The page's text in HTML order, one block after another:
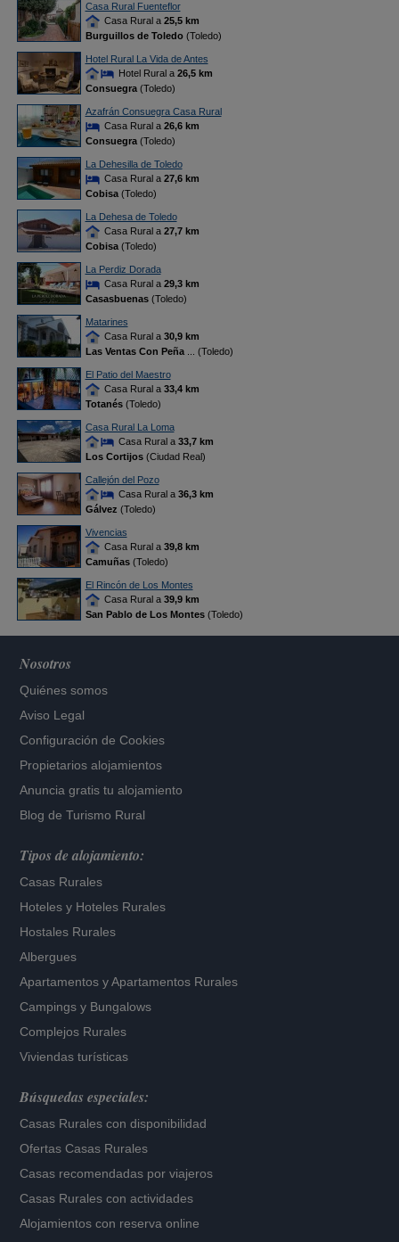
Casa Rural Fuenteflor
Casa Rural a 25,5 km
Burguillos de Toledo(Toledo)
Hotel Rural La Vida de Antes
Hotel Rural a 26,5 km
Consuegra(Toledo)
Azafrán Consuegra Casa Rural
Casa Rural a 26,6 km
Consuegra(Toledo)
La Dehesilla de Toledo
Casa Rural a 27,6 km
Cobisa(Toledo)
La Dehesa de Toledo
Casa Rural a 27,7 km
Cobisa(Toledo)
La Perdiz Dorada
Casa Rural a 29,3 km
Casasbuenas(Toledo)
Matarines
Casa Rural a 30,9 km
Las Ventas Con Peña
... (Toledo)
El Patio del Maestro
Casa Rural a 33,4 km
Totanés(Toledo)
Casa Rural La Loma
Casa Rural a 33,7 km
Los Cortijos(Ciudad Real)
Callejón del Pozo
Casa Rural a 36,3 km
Gálvez (Toledo)
Vivencias
Casa Rural a 39,8 km
Camuñas(Toledo)
El Rincón de Los Montes
Casa Rural a 39,9 km
San Pablo de Los Montes(Toledo)
Nosotros
Quiénes somos
Aviso Legal
Configuración de Cookies
Propietarios alojamientos
Anuncia gratis tu alojamiento
Blog de Turismo Rural
Tipos de alojamiento:
Casas Rurales
Hoteles y Hoteles Rurales
Hostales Rurales
Albergues
Apartamentos yApartamentos Rurales
Campings y Bungalows
Complejos Rurales
Viviendas turísticas
Búsquedas especiales:
Casas Rurales con disponibilidad
Ofertas Casas Rurales
Casas recomendadas por viajeros
Casas Rurales con actividades
Alojamientos con reserva online